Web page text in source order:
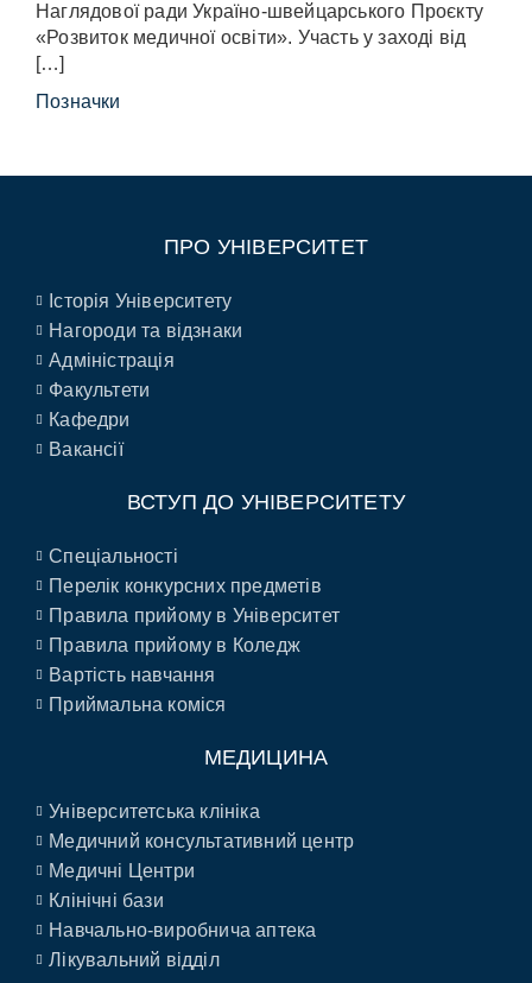
Наглядової ради Україно-швейцарського Проєкту
«Розвиток медичної освіти». Участь у заході від
[…]
Позначки
ПРО УНІВЕРСИТЕТ
Історія Університету
Нагороди та відзнаки
Адміністрація
Факультети
Кафедри
Вакансії
ВСТУП ДО УНІВЕРСИТЕТУ
Спеціальності
Перелік конкурсних предметів
Правила прийому в Університет
Правила прийому в Коледж
Вартість навчання
Приймальна коміся
МЕДИЦИНА
Університетська клініка
Медичний консультативний центр
Медичні Центри
Клінічні бази
Навчально-виробнича аптека
Лікувальний відділ